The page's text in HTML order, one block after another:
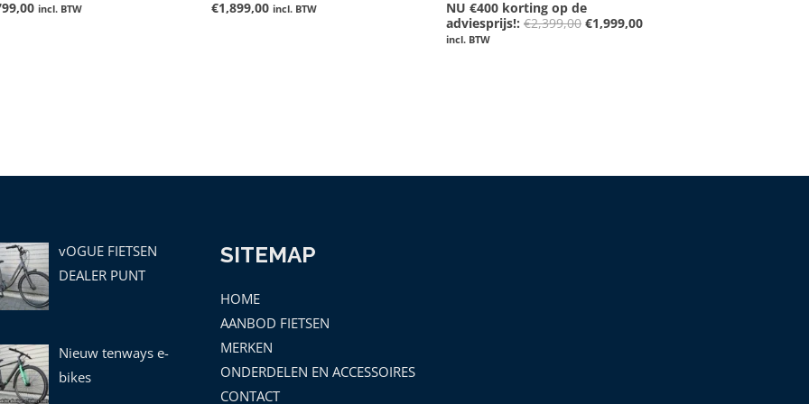
incl. BTW
Gewaardeerd
€1,899,00 incl. BTW
Gewaardeerd
uit
5
NU €400 korting op de
adviesprijs!: €2,399,00 €1,999,00
incl. BTW
vOGUE FIETSEN
DEALER PUNT
Nieuw tenways e-
bikes
SITEMAP
HOME
AANBOD FIETSEN
MERKEN
ONDERDELEN EN ACCESSOIRES
CONTACT